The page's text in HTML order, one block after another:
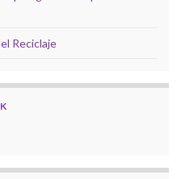
Reciclaje